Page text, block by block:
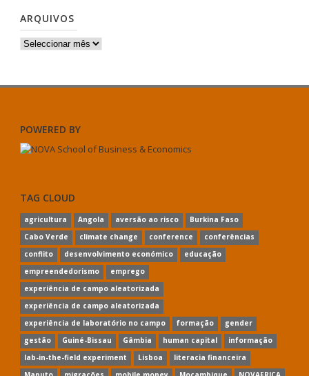
ARQUIVOS
Arquivos
POWERED BY
TAG CLOUD
agricultura Angola aversão ao risco
Burkina Faso
Cabo Verde
climate change conference
conferências
conflito
desenvolvimento económico
educação
empreendedorismo
emprego
experiência de campo aleatorizada
experiência de campo aleatorizada
experiência de laboratório no campo
formação
gender
gestão
Guiné-Bissau Gâmbia human capital
informação
lab-in-the-field experiment
Lisboa
literacia financeira